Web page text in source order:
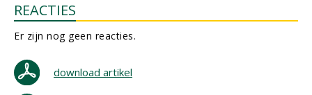
REACTIES
Er zijn nog geen reacties.
download artikel